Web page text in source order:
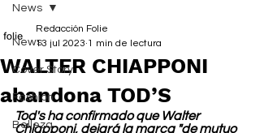
News
Cover Story
Fashion
Belleza
News
WALTER CHIAPPONI
abandona TOD’S
Redacción Folie
13 jul 2023 1 min de lectura
Tod's ha confirmado que Walter
Chiapponi, dejará la marca "de mutuo